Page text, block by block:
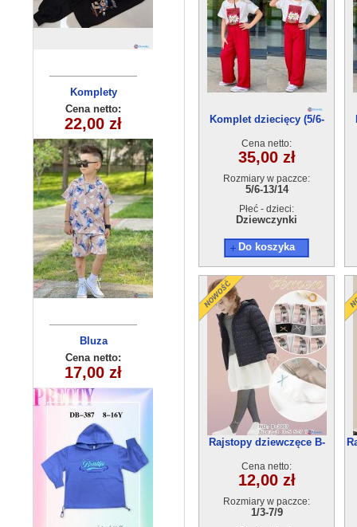
Komplety
dziecięce
(3-10 ) 5szt
Cena netto:
22,00 zł
Bluza
dziecięca
290525-DB387
(8-16) 10szt
Cena netto:
17,00 zł
Bluza
dziecięca(6-16)
6szt
Cena netto:
25,00 zł
sukienka
dziewczęca
(5-8)4szt
Cena netto:
12,00 zł
Komplet dziecięcy (5/6-
Cena netto:
35,00 zł
Rozmiary w paczce:
5/6-13/14
Płeć - dzieci:
Dziewczynki
Do koszyka
Rajstopy dziewczęce B-
Cena netto:
12,00 zł
Rozmiary w paczce:
1/3-7/9